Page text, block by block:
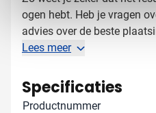
ogen hebt. Heb je vragen
advies over de beste
gerust contact met ons op.
ervoor dat je bedrukte
worden.
Lees meer
Specificaties
Productnummer